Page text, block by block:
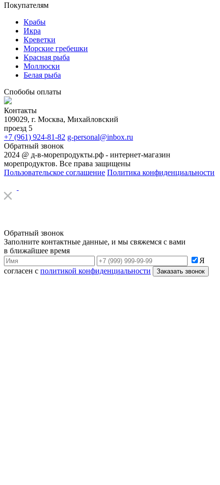
Покупателям
Крабы
Икра
Креветки
Морские гребешки
Красная рыба
Моллюски
Белая рыба
Спобобы оплаты
Контакты
109029, г. Москва, Михайловский
проезд 5
+7 (961) 924-81-82 g-personal@inbox.ru
Обратный звонок
2024 @ д-в-морепродукты.рф - интернет-магазин
морепродуктов. Все права защищены
Пользовательское соглашение Политика конфиденциальности
Обратный звонок
Заполните контактные данные, и мы свяжемся с вами
в ближайшее время
Я
согласен с политикой конфиденциальности Заказать звонок